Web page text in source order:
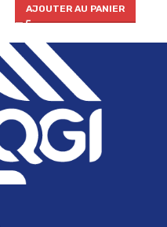
AJOUTER AU PANIER